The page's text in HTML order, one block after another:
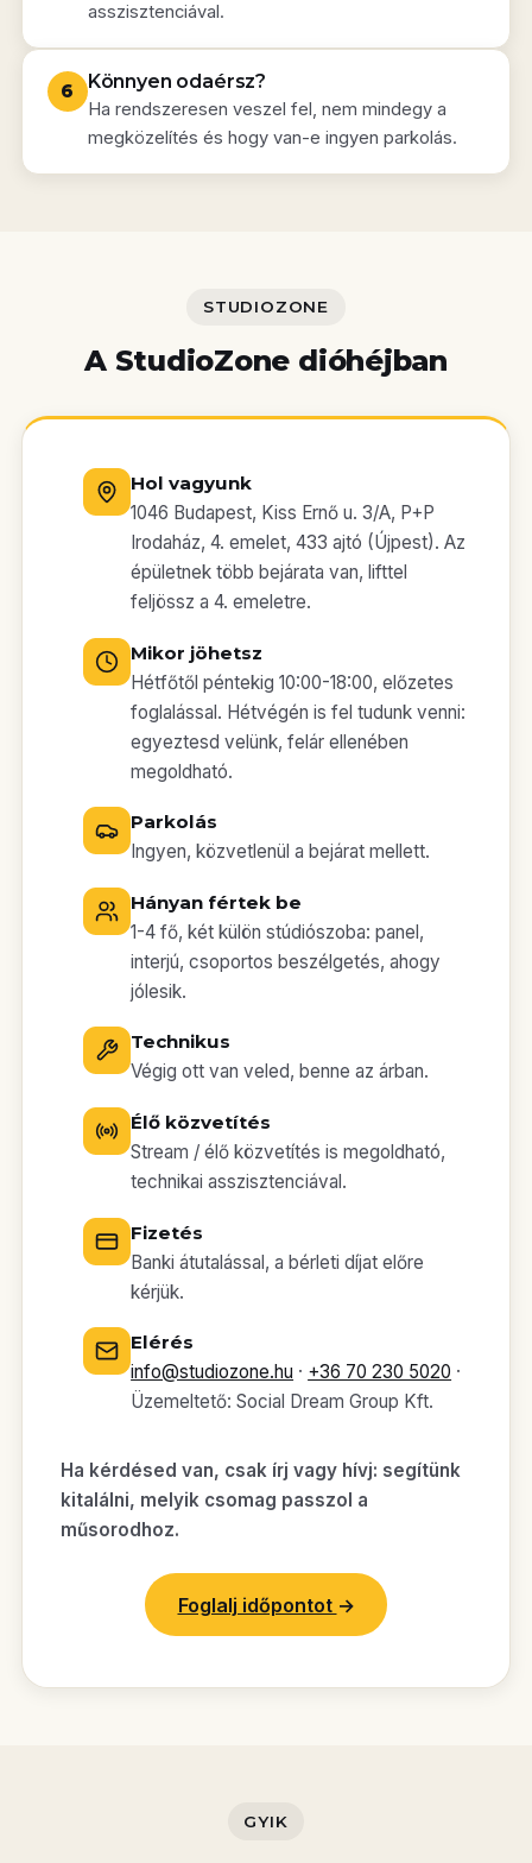
asszisztenciával.
6 Könnyen odaérsz?
Ha rendszeresen veszel fel, nem mindegy a
megközelítés és hogy van-e ingyen parkolás.
STUDIOZONE
A StudioZone dióhéjban
Hol vagyunk
1046 Budapest, Kiss Ernő u. 3/A, P+P
Irodaház, 4. emelet, 433 ajtó (Újpest). Az
épületnek több bejárata van, lifttel
feljössz a 4. emeletre.
Mikor jöhetsz
Hétfőtől péntekig 10:00-18:00, előzetes
foglalással. Hétvégén is fel tudunk venni:
egyeztesd velünk, felár ellenében
megoldható.
Parkolás
Ingyen, közvetlenül a bejárat mellett.
Hányan fértek be
1-4 fő, két külön stúdiószoba: panel,
interjú, csoportos beszélgetés, ahogy
jólesik.
Technikus
Végig ott van veled, benne az árban.
Élő közvetítés
Stream / élő közvetítés is megoldható,
technikai asszisztenciával.
Fizetés
Banki átutalással, a bérleti díjat előre
kérjük.
Elérés
info@studiozone.hu · +36 70 230 5020 ·
Üzemeltető: Social Dream Group Kft.
Ha kérdésed van, csak írj vagy hívj: segítünk
kitalálni, melyik csomag passzol a
műsorodhoz.
Foglalj időpontot →
GYIK